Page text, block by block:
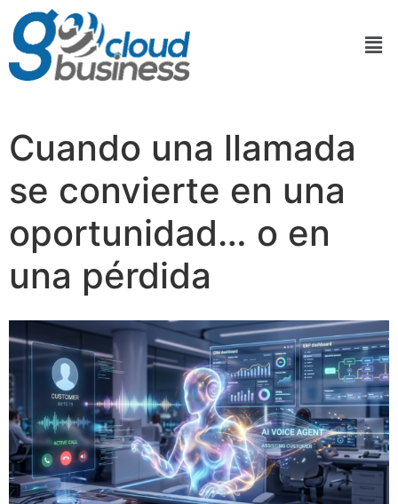
Cuando una llamada
se convierte en una
oportunidad… o en
una pérdida